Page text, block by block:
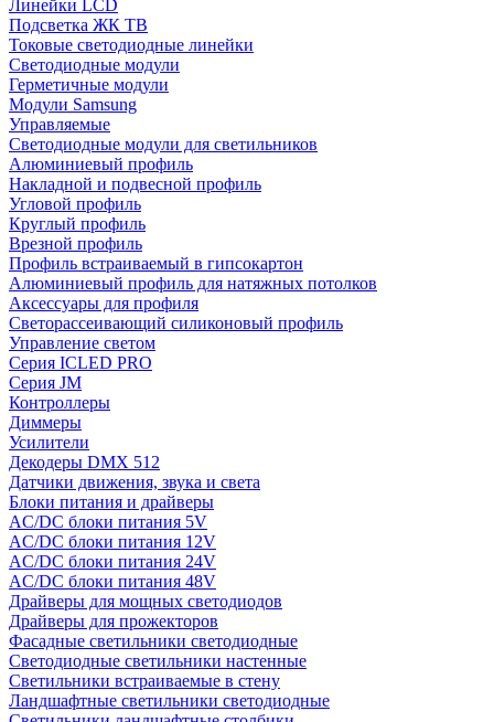
Линейки LCD
Подсветка ЖК ТВ
Токовые светодиодные линейки
Светодиодные модули
Герметичные модули
Модули Samsung
Управляемые
Светодиодные модули для светильников
Алюминиевый профиль
Накладной и подвесной профиль
Угловой профиль
Круглый профиль
Врезной профиль
Профиль встраиваемый в гипсокартон
Алюминиевый профиль для натяжных потолков
Аксессуары для профиля
Светорассеивающий силиконовый профиль
Управление светом
Серия ICLED PRO
Серия JM
Контроллеры
Диммеры
Усилители
Декодеры DMX 512
Датчики движения, звука и света
Блоки питания и драйверы
AC/DC блоки питания 5V
AC/DC блоки питания 12V
AC/DC блоки питания 24V
AC/DC блоки питания 48V
Драйверы для мощных светодиодов
Драйверы для прожекторов
Фасадные светильники светодиодные
Светодиодные светильники настенные
Светильники встраиваемые в стену
Ландшафтные светильники светодиодные